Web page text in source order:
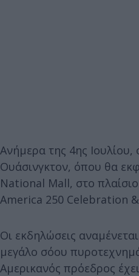
Ανήμερα της 4ης
Ουάσινγκτον, όπου θα
National Mall, στο
America 250 Celebration
Οι εκδηλώσεις
μεγάλο σόου
Αμερικανός πρόεδρος